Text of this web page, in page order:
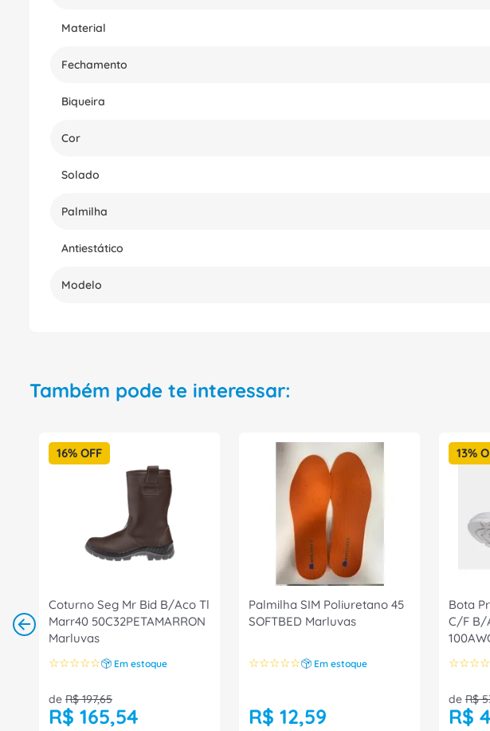
Material
Fechamento
Biqueira
Cor
Solado
Palmilha
Antiestático
Modelo
Também pode te interessar:
16% OFF
Coturno Seg Mr Bid B/Aco Tl
Marr40 50C32PETAMARRON
Marluvas
☆☆☆☆☆ Em estoque
de R$ 197,65
R$ 165,54
Palmilha SIM Poliuretano 45
SOFTBED Marluvas
☆☆☆☆☆ Em estoque
R$ 12,59
13%
Bota
C/F B/
☆☆☆☆
de R$
R$